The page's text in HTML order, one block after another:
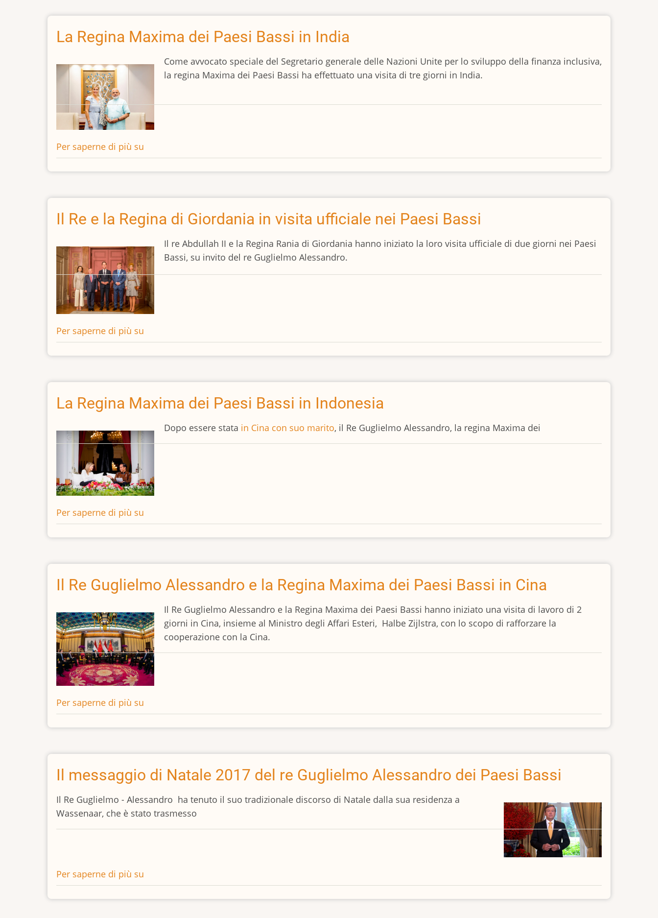
del
Lussemburgo
Paesi
celebrano
il
60°
del
Benelux
La Regina Maxima dei Paesi Bassi in India
Come avvocato speciale del Segretario generale delle Nazioni Unite per lo sviluppo della finanza inclusiva,
la regina Maxima dei Paesi Bassi ha effettuato una visita di tre giorni in India.
Per saperne di più su
Regina
Maxima
Paesi
Bassi
in
Il Re e la Regina di Giordania in visita ufficiale nei Paesi Bassi
Il re Abdullah II e la Regina Rania di Giordania hanno iniziato la loro visita ufficiale di due giorni nei Paesi
Bassi, su invito del re Guglielmo Alessandro.
Per saperne di più su
Re
e
Regina
di
visita
Paesi
Bassi
La Regina Maxima dei Paesi Bassi in Indonesia
Dopo essere stata in Cina con suo marito, il Re Guglielmo Alessandro, la regina Maxima dei
Per saperne di più su
Regina
Maxima
Paesi
Bassi
Indonesia
Il Re Guglielmo Alessandro e la Regina Maxima dei Paesi Bassi in Cina
Il Re Guglielmo Alessandro e la Regina Maxima dei Paesi Bassi hanno iniziato una visita di lavoro di 2
giorni in Cina, insieme al Ministro degli Affari Esteri, Halbe Zijlstra, con lo scopo di rafforzare la
cooperazione con la Cina.
Per saperne di più su
Re
Guglielmo
e
la
Maxima
dei
Paesi
Il messaggio di Natale 2017 del re Guglielmo Alessandro dei Paesi Bassi
Il Re Guglielmo - Alessandro ha tenuto il suo tradizionale discorso di Natale dalla sua residenza a
Wassenaar, che è stato trasmesso
Per saperne di più su
messaggio
di